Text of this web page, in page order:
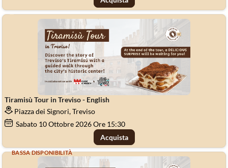
Tiramisù Tour in Treviso - English
Piazza dei Signori, Treviso
Sabato 10Ottobre 2026Ore 15:30
Acquista
BASSA DISPONIBILITÀ